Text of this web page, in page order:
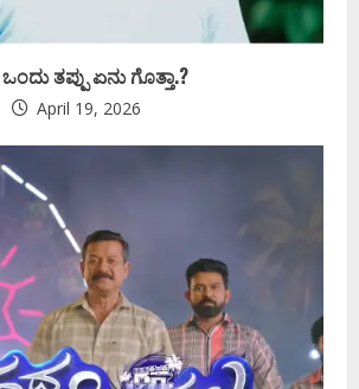
ತಪ್ಪು ಏನು ಗೊತ್ತಾ.?
April 19, 2026